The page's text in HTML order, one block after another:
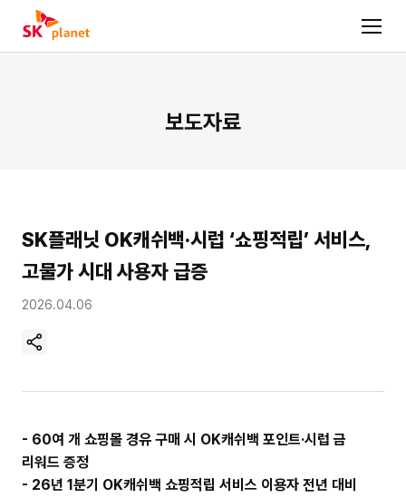
보도자료
SK플래닛 OK캐쉬백·시럽 ‘쇼핑적립’ 서비스,
고물가 시대 사용자 급증
2026.04.06
현
이
소
복
사
- 60여 개 쇼핑몰 경유 구매 시 OK캐쉬백 포인트·시럽 금
리워드 증정
- 26년 1분기 OK캐쉬백 쇼핑적립 서비스 이용자 전년 대비